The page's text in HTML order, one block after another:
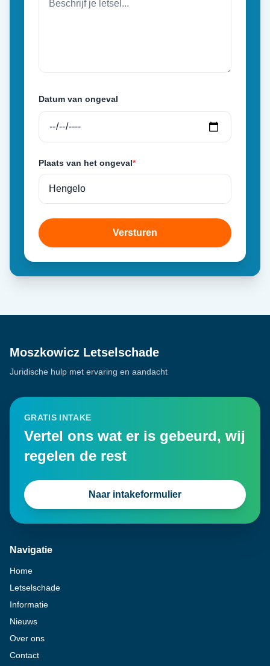
Datum van ongeval
Plaats van het ongeval*
Versturen
Moszkowicz Letselschade
Juridische hulp met ervaring en aandacht
GRATIS INTAKE
Vertel ons wat er is gebeurd, wij
regelen de rest
Naar intakeformulier
Navigatie
Home
Letselschade
Informatie
Nieuws
Over ons
Contact